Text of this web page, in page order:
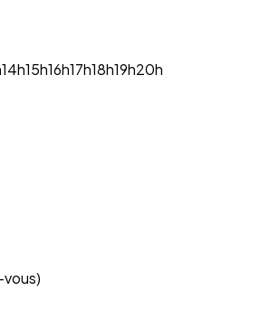
14h15h16h17h18h19h20h